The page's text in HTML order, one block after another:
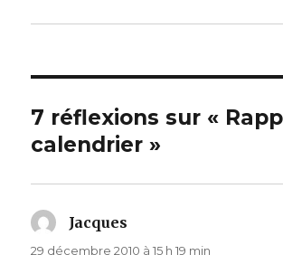
7 réflexions sur «
calendrier »
Jacques
29 décembre 2010 à 15 h 19 min